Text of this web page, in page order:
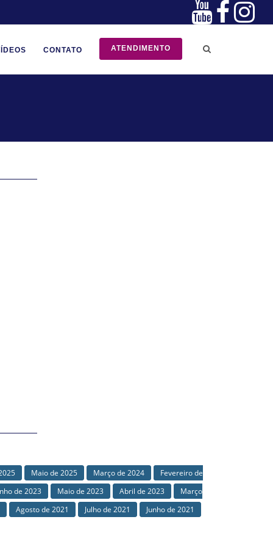
CONTATO ATENDIMENTO
Maio de 2025 Março de 2024
Fevereiro de
de 2023 Maio de 2023 Abril de 2023
Março
Agosto de 2021 Julho de 2021
Junho de 2021